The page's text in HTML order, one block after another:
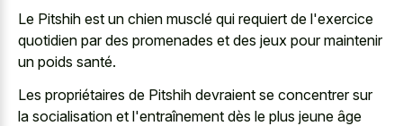
Le Pitshih est un chien musclé qui requiert de l'exercice
quotidien par des promenades et des jeux pour maintenir
un poids santé.
Les propriétaires de Pitshih devraient se concentrer sur
la socialisation et l'entraînement dès le plus jeune âge